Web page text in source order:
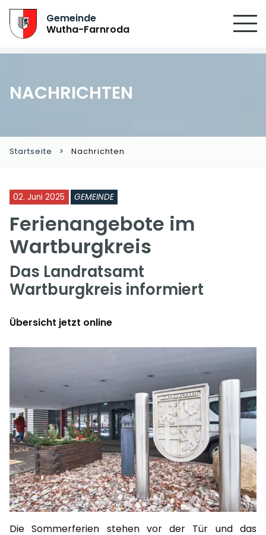
Gemeinde
Wutha-Farnroda
NACHRICHTEN
Startseite Nachrichten
02. Juni 2025 GEMEINDE
Ferienangebote im
Wartburgkreis
Das Landratsamt
Wartburgkreis informiert
Übersicht jetzt online
Die Sommerferien stehen vor der Tür und das